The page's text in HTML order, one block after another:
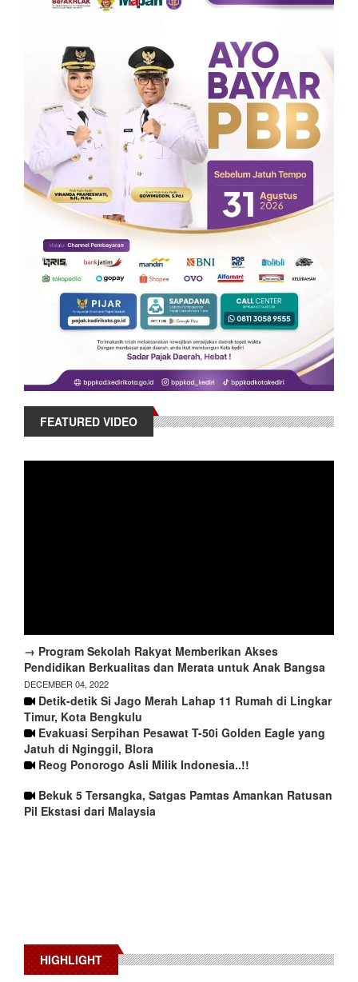
FEATURED VIDEO
→ Program Sekolah Rakyat Memberikan Akses
Pendidikan Berkualitas dan Merata untuk Anak Bangsa
DECEMBER 04, 2022
Detik-detik Si Jago Merah Lahap 11 Rumah di Lingkar
Timur, Kota Bengkulu
Evakuasi Serpihan Pesawat T-50i Golden Eagle yang
Jatuh di Nginggil, Blora
Reog Ponorogo Asli Milik Indonesia..!!
Bekuk 5 Tersangka, Satgas Pamtas Amankan Ratusan
Pil Ekstasi dari Malaysia
HIGHLIGHT